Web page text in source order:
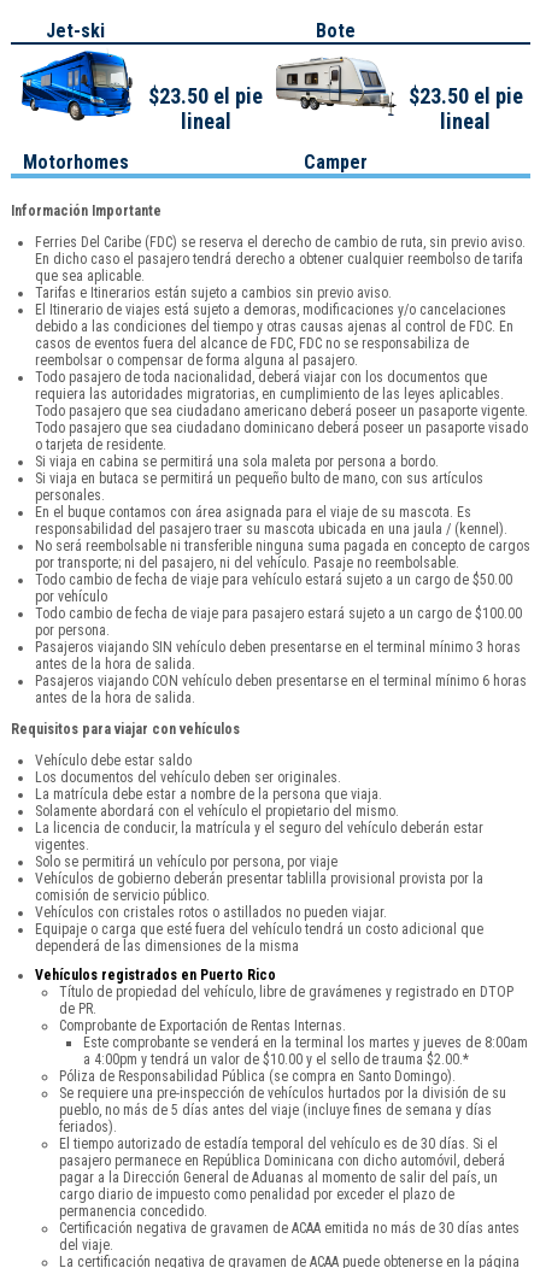
Jet-ski Bote
Motorhomes
$23.50 el pie
lineal
Camper
$23.50 el pie
lineal
Información Importante
Ferries Del Caribe (FDC) se reserva el derecho de cambio de ruta, sin previo aviso.
En dicho caso el pasajero tendrá derecho a obtener cualquier reembolso de tarifa
que sea aplicable.
Tarifas e Itinerarios están sujeto a cambios sin previo aviso.
El Itinerario de viajes está sujeto a demoras, modificaciones y/o cancelaciones
debido a las condiciones del tiempo y otras causas ajenas al control de FDC. En
casos de eventos fuera del alcance de FDC, FDC no se responsabiliza de
reembolsar o compensar de forma alguna al pasajero.
Todo pasajero de toda nacionalidad, deberá viajar con los documentos que
requiera las autoridades migratorias, en cumplimiento de las leyes aplicables.
Todo pasajero que sea ciudadano americano deberá poseer un pasaporte vigente.
Todo pasajero que sea ciudadano dominicano deberá poseer un pasaporte visado
o tarjeta de residente.
Si viaja en cabina se permitirá una sola maleta por persona a bordo.
Si viaja en butaca se permitirá un pequeño bulto de mano, con sus artículos
personales.
En el buque contamos con área asignada para el viaje de su mascota. Es
responsabilidad del pasajero traer su mascota ubicada en una jaula / (kennel).
No será reembolsable ni transferible ninguna suma pagada en concepto de cargos
por transporte; ni del pasajero, ni del vehículo. Pasaje no reembolsable.
Todo cambio de fecha de viaje para vehículo estará sujeto a un cargo de $50.00
por vehículo
Todo cambio de fecha de viaje para pasajero estará sujeto a un cargo de $100.00
por persona.
Pasajeros viajando SIN vehículo deben presentarse en el terminal mínimo 3 horas
antes de la hora de salida.
Pasajeros viajando CON vehículo deben presentarse en el terminal mínimo 6 horas
antes de la hora de salida.
Requisitos para viajar con vehículos
Vehículo debe estar saldo
Los documentos del vehículo deben ser originales.
La matrícula debe estar a nombre de la persona que viaja.
Solamente abordará con el vehículo el propietario del mismo.
La licencia de conducir, la matrícula y el seguro del vehículo deberán estar
vigentes.
Solo se permitirá un vehículo por persona, por viaje
Vehículos de gobierno deberán presentar tablilla provisional provista por la
comisión de servicio público.
Vehículos con cristales rotos o astillados no pueden viajar.
Equipaje o carga que esté fuera del vehículo tendrá un costo adicional que
dependerá de las dimensiones de la misma
Vehículos registrados en Puerto Rico
Título de propiedad del vehículo, libre de gravámenes y registrado en DTOP
de PR.
Comprobante de Exportación de Rentas Internas.
Este comprobante se venderá en la terminal los martes y jueves de 8:00am
a 4:00pm y tendrá un valor de $10.00 y el sello de trauma $2.00.*
Póliza de Responsabilidad Pública (se compra en Santo Domingo).
Se requiere una pre-inspección de vehículos hurtados por la división de su
pueblo, no más de 5 días antes del viaje (incluye fines de semana y días
feriados).
El tiempo autorizado de estadía temporal del vehículo es de 30 días. Si el
pasajero permanece en República Dominicana con dicho automóvil, deberá
pagar a la Dirección General de Aduanas al momento de salir del país, un
cargo diario de impuesto como penalidad por exceder el plazo de
permanencia concedido.
Certificación negativa de gravamen de ACAA emitida no más de 30 días antes
del viaje.
La certificación negativa de gravamen de ACAA puede obtenerse en la página